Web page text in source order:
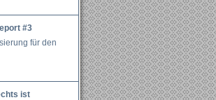
#3
für den
ist